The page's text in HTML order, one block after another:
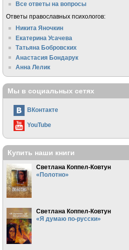
Все ответы на вопросы
Ответы православных психологов:
Никита Яночкин
Екатерина Усачева
Татьяна Бобровских
Анастасия Бондарук
Анна Лелик
Мы в социальных сетях
ВКонтакте
YouTube
Купить наши книги
Светлана Коппел-Ковтун
«Полотно»
Светлана Коппел-Ковтун
«Я думаю по-русски»